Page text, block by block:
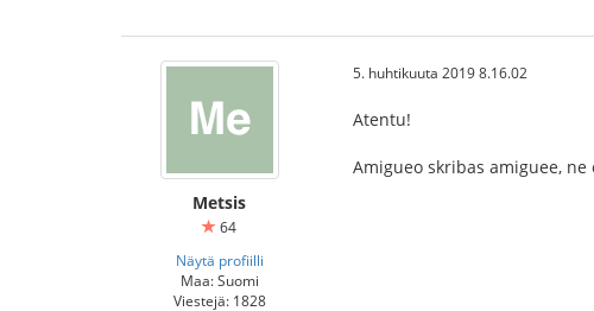
Metsis
64
Näytä profiilli
Maa: Suomi
Viestejä: 1828
5. huhtikuuta 2019 8.16.02
Atentu!
Amigueo skribas amiguee, ne